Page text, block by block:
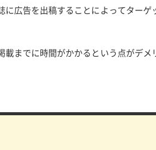
広告を出稿することによってターゲ
までに時間がかかるという点がデメ